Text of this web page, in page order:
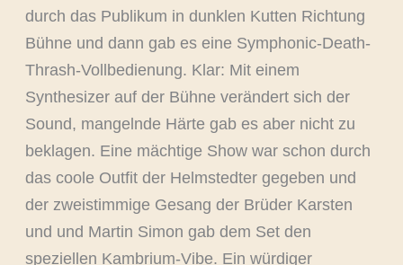
durch das Publikum in dunklen Kutten Richtung
Bühne und dann gab es eine Symphonic-Death-
Thrash-Vollbedienung. Klar: Mit einem
Synthesizer auf der Bühne verändert sich der
Sound, mangelnde Härte gab es aber nicht zu
beklagen. Eine mächtige Show war schon durch
das coole Outfit der Helmstedter gegeben und
der zweistimmige Gesang der Brüder Karsten
und und Martin Simon gab dem Set den
speziellen Kambrium-Vibe. Ein würdiger